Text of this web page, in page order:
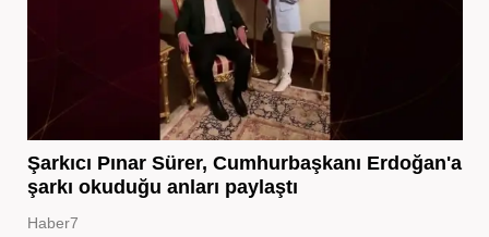
Şarkıcı Pınar Sürer, Cumhurbaşkanı Erdoğan'a
şarkı okuduğu anları paylaştı
Haber7